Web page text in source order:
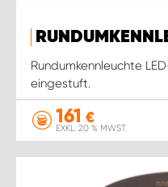
Rundumkennleuchte
eingestuft.
161 €
EXKL. 20 % MWST.